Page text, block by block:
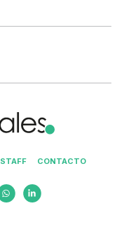
STAFF CONTACTO